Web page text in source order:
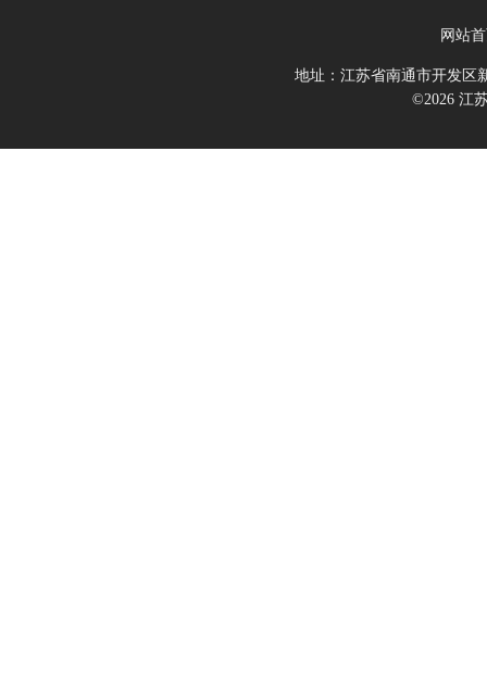
网站
地址：江苏省南通市开发区
©2026 江